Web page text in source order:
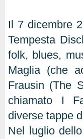
Il 7 dicembre
Tempesta
folk, blues,
Maglia (che
Frausin (The
chiamato I
diverse tappe
Nel luglio